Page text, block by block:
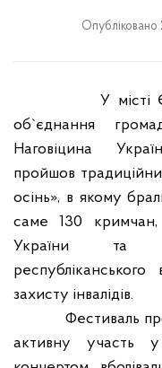
Опубліковано
У місті
об`єднання
Наговіцина
пройшов
осінь», в якому
саме 130
України та
захисту інвалідів.
Фестиваль
активну участь у